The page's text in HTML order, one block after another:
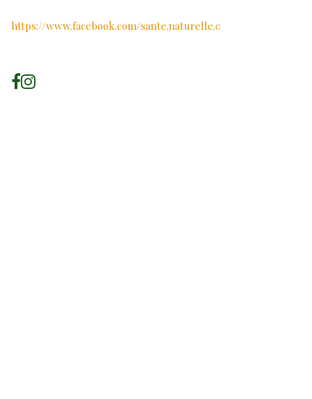
https://www.facebook.com/sante.naturelle.06